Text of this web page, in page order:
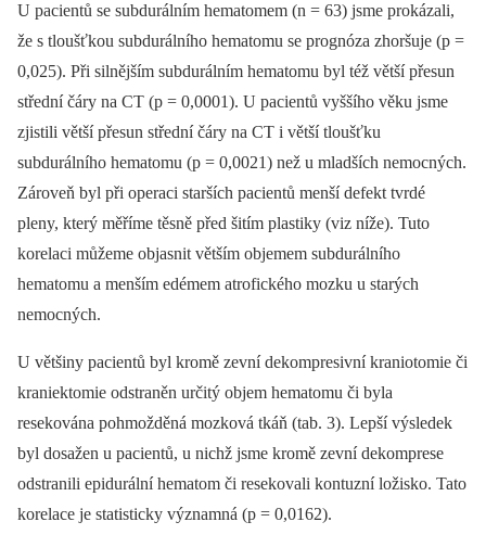
U pacientů se subdurálním hematomem (n = 63) jsme prokázali,
že s tloušťkou subdurálního hematomu se prognóza zhoršuje (p =
0,025). Při silnějším subdurálním hematomu byl též větší přesun
střední čáry na CT (p = 0,0001). U pacientů vyššího věku jsme
zjistili větší přesun střední čáry na CT i větší tloušťku
subdurálního hematomu (p = 0,0021) než u mladších nemocných.
Zároveň byl při operaci starších pacientů menší defekt tvrdé
pleny, který měříme těsně před šitím plastiky (viz níže). Tuto
korelaci můžeme objasnit větším objemem subdurálního
hematomu a menším edémem atrofického mozku u starých
nemocných.
U většiny pacientů byl kromě zevní dekompresivní kraniotomie či
kraniektomie odstraněn určitý objem hematomu či byla
resekována pohmožděná mozková tkáň (tab. 3). Lepší výsledek
byl dosažen u pacientů, u nichž jsme kromě zevní dekomprese
odstranili epidurální hematom či resekovali kontuzní ložisko. Tato
korelace je statisticky významná (p = 0,0162).